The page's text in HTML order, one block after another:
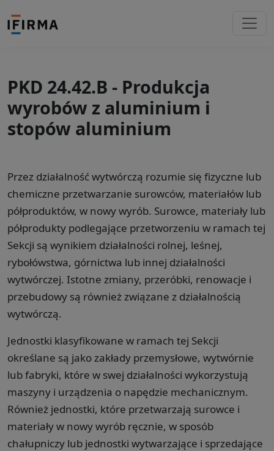
PKD 24.42.B - Produkcja
wyrobów z aluminium i
stopów aluminium
Przez działalność wytwórczą rozumie się fizyczne lub
chemiczne przetwarzanie surowców, materiałów lub
półproduktów, w nowy wyrób. Surowce, materiały lub
półprodukty podlegające przetworzeniu w ramach tej
Sekcji są wynikiem działalności rolnej, leśnej,
rybołówstwa, górnictwa lub innej działalności
wytwórczej. Istotne zmiany, przeróbki, renowacje i
przebudowy są również związane z działalnością
wytwórczą.
Jednostki klasyfikowane w ramach tej Sekcji
określane są jako zakłady przemysłowe, wytwórnie
lub fabryki, które w swej działalności wykorzystują
maszyny i urządzenia o napędzie mechanicznym.
Również jednostki, które przetwarzają surowce i
materiały w nowy wyrób ręcznie, w sposób
chałupniczy lub jednostki wytwarzające i sprzedające